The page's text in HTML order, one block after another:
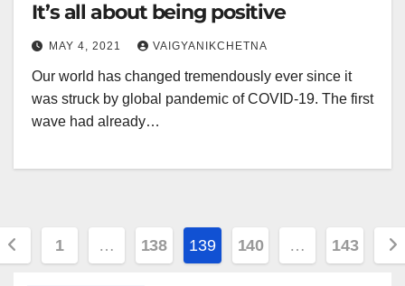
It’s all about being positive
MAY 4, 2021 VAIGYANIKCHETNA
Our world has changed tremendously ever since it
was struck by global pandemic of COVID-19. The first
wave had already…
1 … 138 139 140 … 143